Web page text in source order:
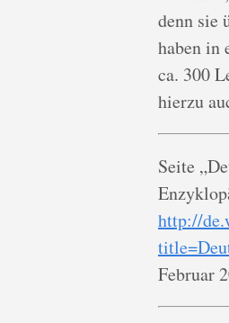
denn sie
haben in
ca. 300
hierzu
Seite
http://
Februar